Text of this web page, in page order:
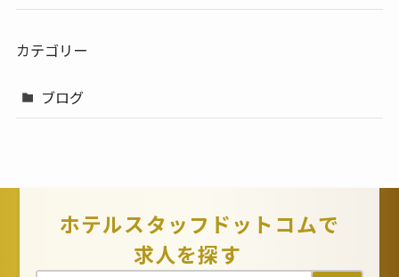
カテゴリー
ブログ
ホテルスタッフドットコムで
求人を探す